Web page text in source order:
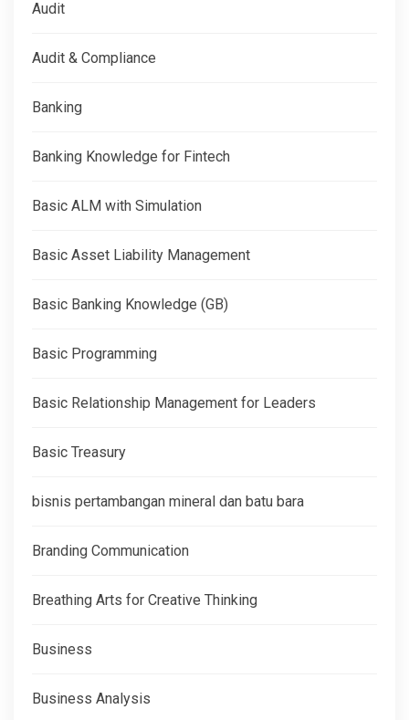
Audit
Audit & Compliance
Banking
Banking Knowledge for Fintech
Basic ALM with Simulation
Basic Asset Liability Management
Basic Banking Knowledge (GB)
Basic Programming
Basic Relationship Management for Leaders
Basic Treasury
bisnis pertambangan mineral dan batu bara
Branding Communication
Breathing Arts for Creative Thinking
Business
Business Analysis